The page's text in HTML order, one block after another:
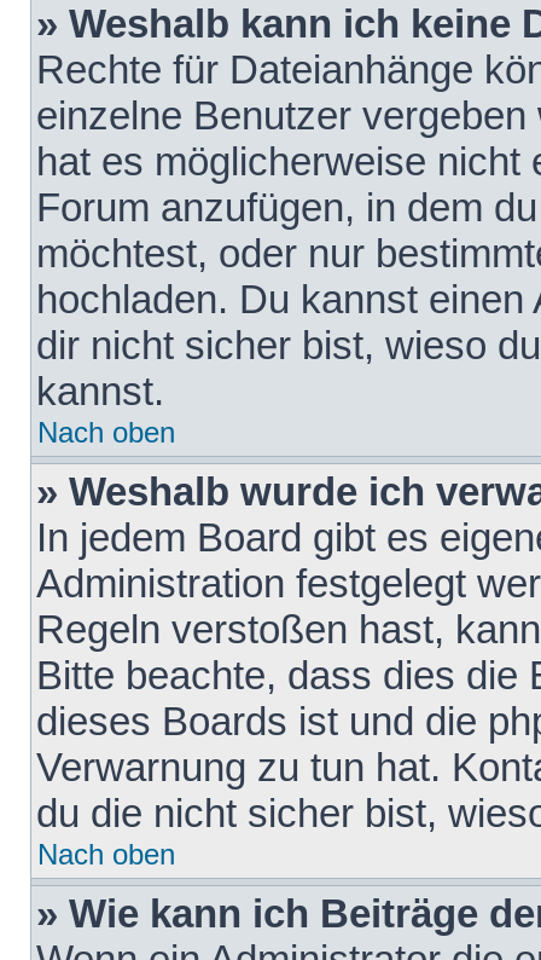
» Weshalb kann ich keine
Rechte für Dateianhänge
einzelne Benutzer
hat es möglicherweise nicht
Forum anzufügen, in dem
möchtest, oder nur
hochladen. Du kannst
dir nicht sicher bist, wieso
kannst.
Nach oben
» Weshalb wurde ich
In jedem Board gibt es
Administration festgelegt
Regeln verstoßen hast,
Bitte beachte, dass dies die
dieses Boards ist und die
Verwarnung zu tun hat.
du die nicht sicher bist,
Nach oben
» Wie kann ich Beiträge